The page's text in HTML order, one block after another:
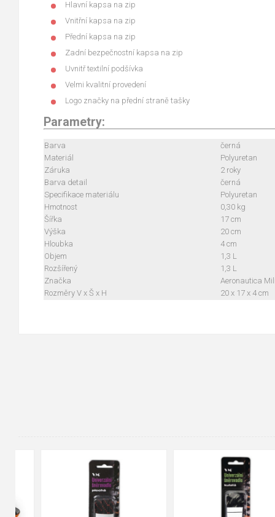
Hlavní kapsa na zip
Vnitřní kapsa na zip
Přední kapsa na zip
Zadní bezpečnostní kapsa na zip
Uvnitř textilní podšívka
Velmi kvalitní provedení
Logo značky na přední straně tašky
Parametry:
Barva
černá
Materiál
Polyuretan
Záruka
2 roky
Barva detail
černá
Specifikace materiálu
Polyuretan
Hmotnost
0,30 kg
Šířka
17 cm
Výška
20 cm
Hloubka
4 cm
Objem
1,3 L
Rozšířený
1,3 L
Značka
Aeronautica
Rozměry V x Š x H
20 x 17 x 4 cm
125cm 155cm 39
44 45
48